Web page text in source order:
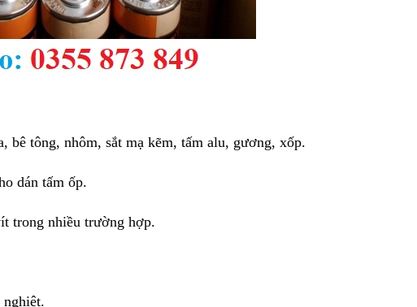
bê tông, nhôm, sắt mạ kẽm, tấm alu, gương, xốp.
dán tấm ốp.
trong nhiều trường hợp.